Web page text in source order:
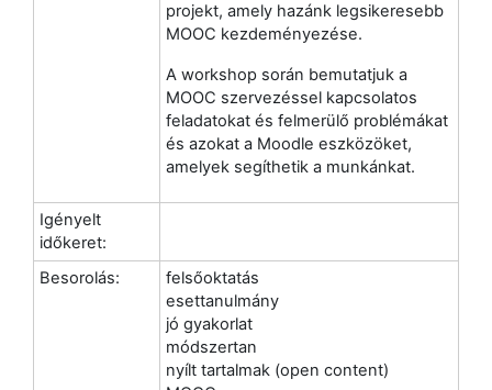
projekt, amely hazánk legsikeresebb
MOOC kezdeményezése.
A workshop során bemutatjuk a
MOOC szervezéssel kapcsolatos
feladatokat és felmerülő problémákat
és azokat a Moodle eszközöket,
amelyek segíthetik a munkánkat.
Igényelt
időkeret:
Besorolás:
felsőoktatás
esettanulmány
jó gyakorlat
módszertan
nyílt tartalmak (open content)